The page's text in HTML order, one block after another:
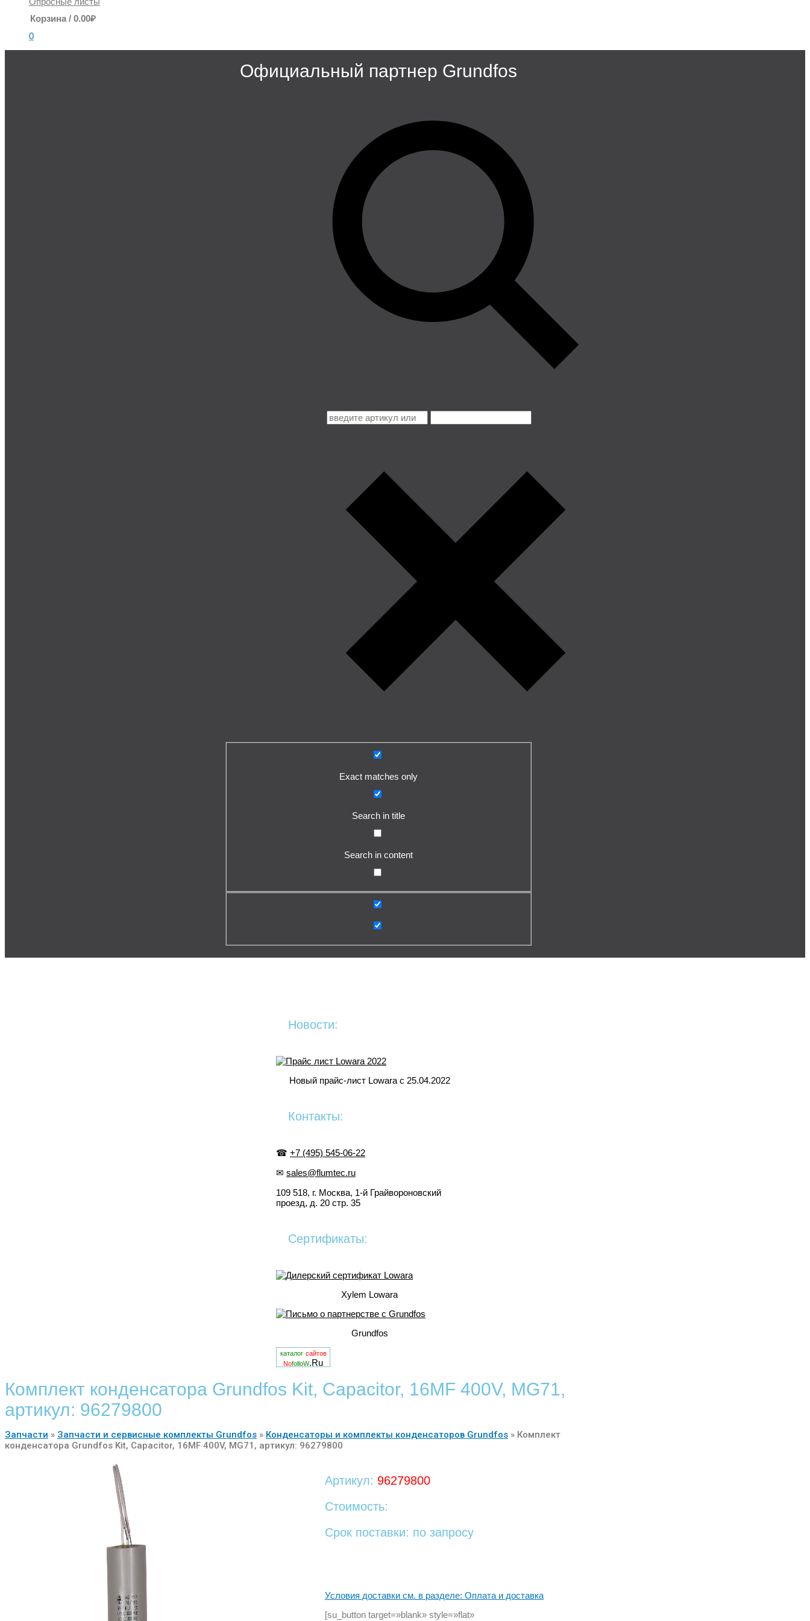
Корзина / 0.00₽
0
Официальный партнер Grundfos
Exact matches only
Search in title
Search in content
Новости:
Новый прайс-лист Lowara c 25.04.2022
Контакты:
☎ +7 (495) 545-06-22
✉ sales@flumtec.ru
109 518, г. Москва, 1-й Грайвороновский
проезд, д. 20 стр. 35
Сертификаты:
Xylem Lowara
Grundfos
каталог сайтов
NofolloW.Ru
Комплект конденсатора Grundfos Kit, Capacitor, 16MF 400V, MG71,
артикул: 96279800
Запчасти » Запчасти и сервисные комплекты Grundfos » Конденсаторы и комплекты конденсаторов Grundfos » Комплект
конденсатора Grundfos Kit, Capacitor, 16MF 400V, MG71, артикул: 96279800
Артикул: 96279800
Стоимость:
Срок поставки: по запросу
Условия доставки см. в разделе: Оплата и доставка
[su_button target=»blank» style=»flat»